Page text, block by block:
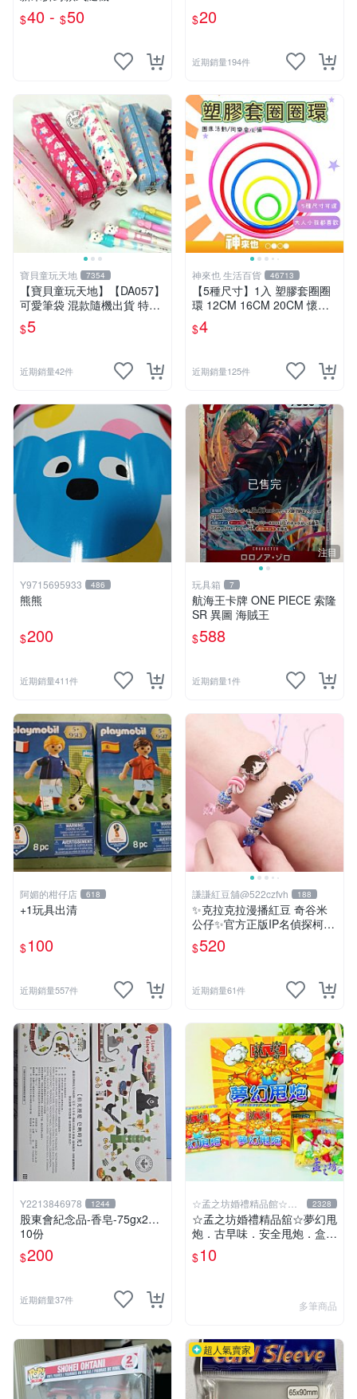
$40 - $50 $20
近期銷量194件
寶貝童玩天地 7354
【寶貝童玩天地】【DA057】
可愛筆袋 混款隨機出貨 特價*
LT01
$5
近期銷量42件
神來也 生活百貨 46713
【5種尺寸】1入 塑膠套圈圈
環 12CM 16CM 20CM 懷舊
童玩 兒童玩具 夜市套圈圈 塑
膠套環 遊戲道具 套環
$4
近期銷量125件
Y9715695933 486
熊熊
$200
近期銷量411件
注目
已售完
玩具箱 7
航海王卡牌 ONE PIECE 索隆
SR 異圖 海賊王
$588
近期銷量1件
阿媚的柑仔店 618
+1玩具出清
$100
近期銷量557件
謙謙紅豆舖@522czfvh 188
✨克拉克拉漫播紅豆 奇谷米
公仔✨官方正版IP名偵探柯南
手繩共六款
$520
近期銷量61件
Y2213846978 1244
股東會紀念品-香皂-75gx2…
10份
$200
近期銷量37件
☆孟之坊婚禮精品館☆超
商取貨付款
2328
☆孟之坊婚禮精品舘☆夢幻甩
炮．古早味．安全甩炮．盒裝
甩炮 ．懷舊童玩 ．整人玩具
$10
多筆商品
超人氣賣家